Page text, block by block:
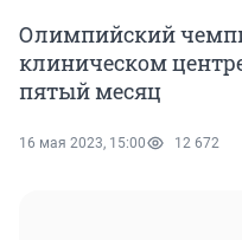
Олимпийский
клиническом
пятый месяц
16 мая 2023, 15:00 12 672